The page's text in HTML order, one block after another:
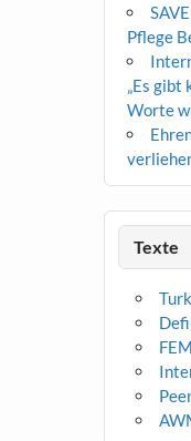
Pflege
„Es gibt
Worte
Texte
FEM